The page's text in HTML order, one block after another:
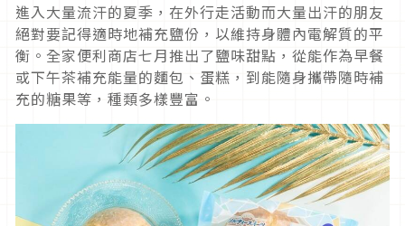
進入大量流汗的夏季，在外行走活動而大量出汗的朋友
絕對要記得適時地補充鹽份，以維持身體內電解質的平
衡。全家便利商店七月推出了鹽味甜點，從能作為早餐
或下午茶補充能量的麵包、蛋糕，到能隨身攜帶隨時補
充的糖果等，種類多樣豐富。